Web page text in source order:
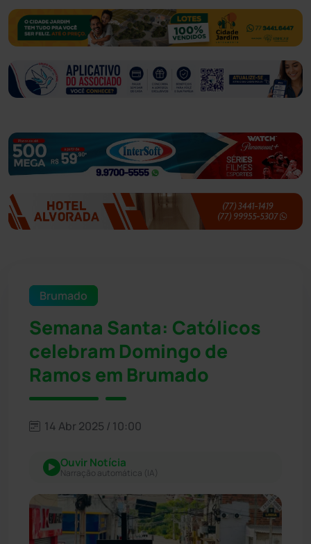
Brumado
Semana Santa: Católicos
celebram Domingo de
Ramos em Brumado
14 Abr 2025 / 10:00
Ouvir Notícia
Narração automática (IA)